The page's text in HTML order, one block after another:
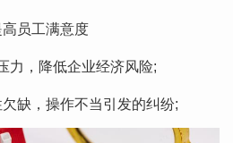
员工满意度
力，降低企业经济风险;
缺，操作不当引发的纠纷;